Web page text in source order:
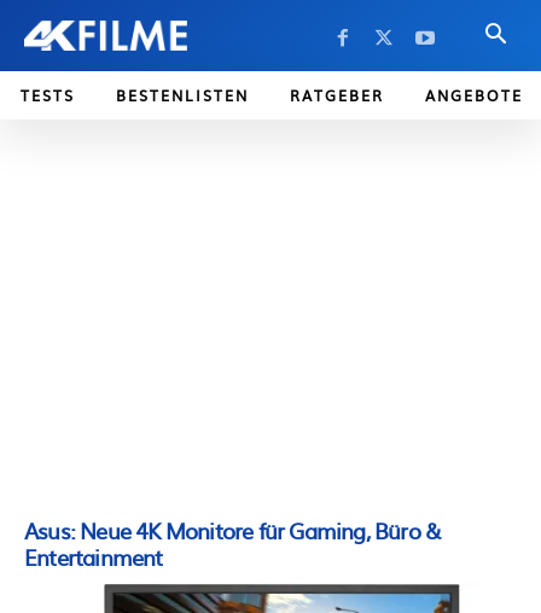
TESTS BESTENLISTEN RATGEBER ANGEBOTE
Asus: Neue 4K Monitore für Gaming, Büro &
Entertainment